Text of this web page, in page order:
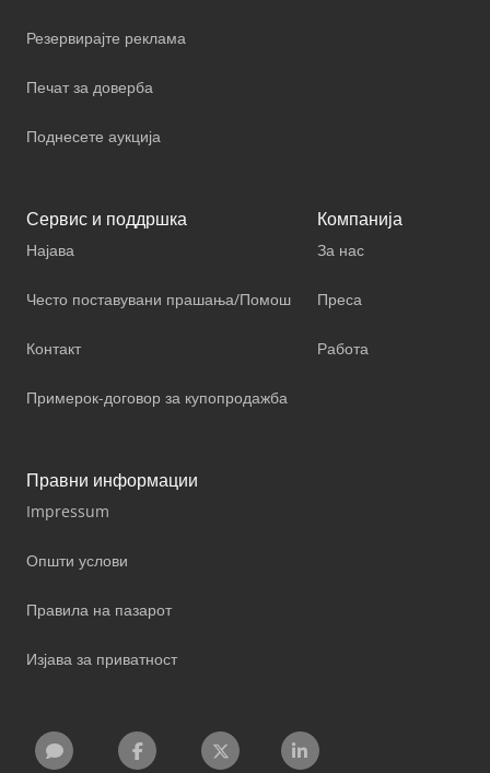
Резервирајте реклама
Печат за доверба
Поднесете аукција
Сервис и поддршка
Најава
Често поставувани прашања/Помош
Контакт
Примерок-договор за купопродажба
Компанија
За нас
Преса
Работа
Правни информации
Impressum
Општи услови
Правила на пазарот
Изјава за приватност